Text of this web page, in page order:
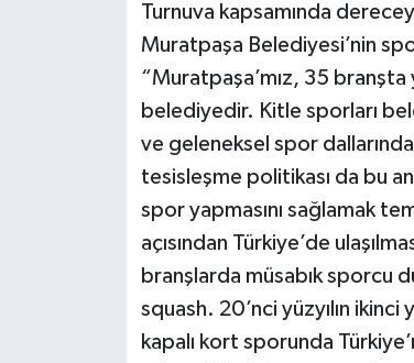
Turnuva kapsamında
Muratpaşa Belediyesi’nin
“Muratpaşa’mız, 35 branşta
belediyedir. Kitle sporları
ve geleneksel spor
tesisleşme politikası da bu
spor yapmasını sağlamak
açısından Türkiye’de
branşlarda müsabık sporcu
squash. 20’nci yüzyılın
kapalı kort sporunda